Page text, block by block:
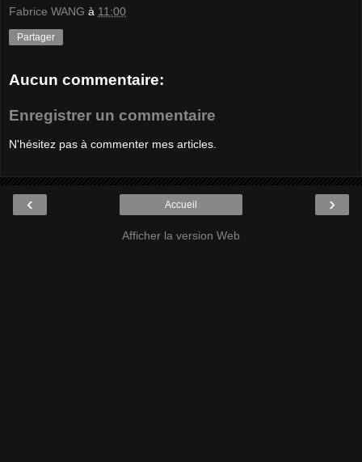
Fabrice WANG à 11:00
Partager
Aucun commentaire:
Enregistrer un commentaire
N'hésitez pas à commenter mes articles.
‹ ›
Accueil
Afficher la version Web